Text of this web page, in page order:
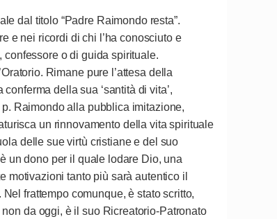
dal titolo “Padre Raimondo resta”.
e nei ricordi di chi l’ha conosciuto e
confessore o di guida spirituale.
Rimane pure l’attesa della
della sua ‘santità di vita’,
Raimondo alla pubblica imitazione,
un rinnovamento della vita spirituale
delle sue virtù cristiane e del suo
un dono per il quale lodare Dio, una
motivazioni tanto più sarà autentico il
frattempo comunque, è stato scritto,
da oggi, è il suo Ricreatorio-Patronato